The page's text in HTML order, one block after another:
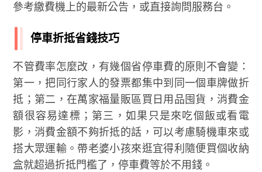
參考繳費機上的最新公告，或直接詢問服務台。
停車折抵省錢技巧
不管費率怎麼改，有幾個省停車費的原則不會變：
第一，把同行家人的發票都集中到同一個車牌做折
抵；第二，在萬家福量販區買日用品囤貨，消費金
額很容易達標；第三，如果只是來吃個飯或看電
影，消費金額不夠折抵的話，可以考慮騎機車來或
搭大眾運輸。帶老婆小孩來逛宜得利隨便買個收納
盒就超過折抵門檻了，停車費等於不用錢。